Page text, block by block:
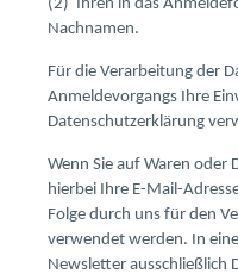
(2) Ihren in das
Nachnamen.
Für die Verarbeitung der
Anmeldevorgangs Ihre
Datenschutzerklärung
Wenn Sie auf Waren oder
hierbei Ihre E-Mail-
Folge durch uns für den
verwendet werden. In
Newsletter ausschließlich